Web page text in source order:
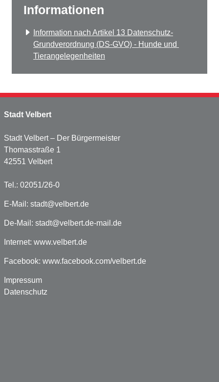
Informationen
Information nach Artikel 13 Datenschutz-
Grundverordnung (DS-GVO) - Hunde und
Tierangelegenheiten
Stadt Velbert
Stadt Velbert – Der Bürgermeister
Thomasstraße 1
42551 Velbert
Tel.: 02051/26-0
E-Mail: stadt@velbert.de
De-Mail: stadt@velbert.de-mail.de
Internet: www.velbert.de
Facebook: www.facebook.com/velbert.de
Impressum
Datenschutz